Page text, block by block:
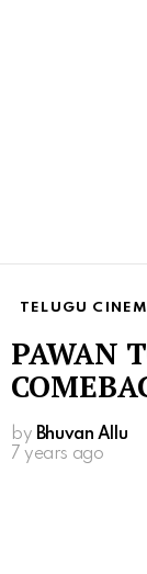
TELUGU
PAWAN
by Bhuvan Allu
7 years ago